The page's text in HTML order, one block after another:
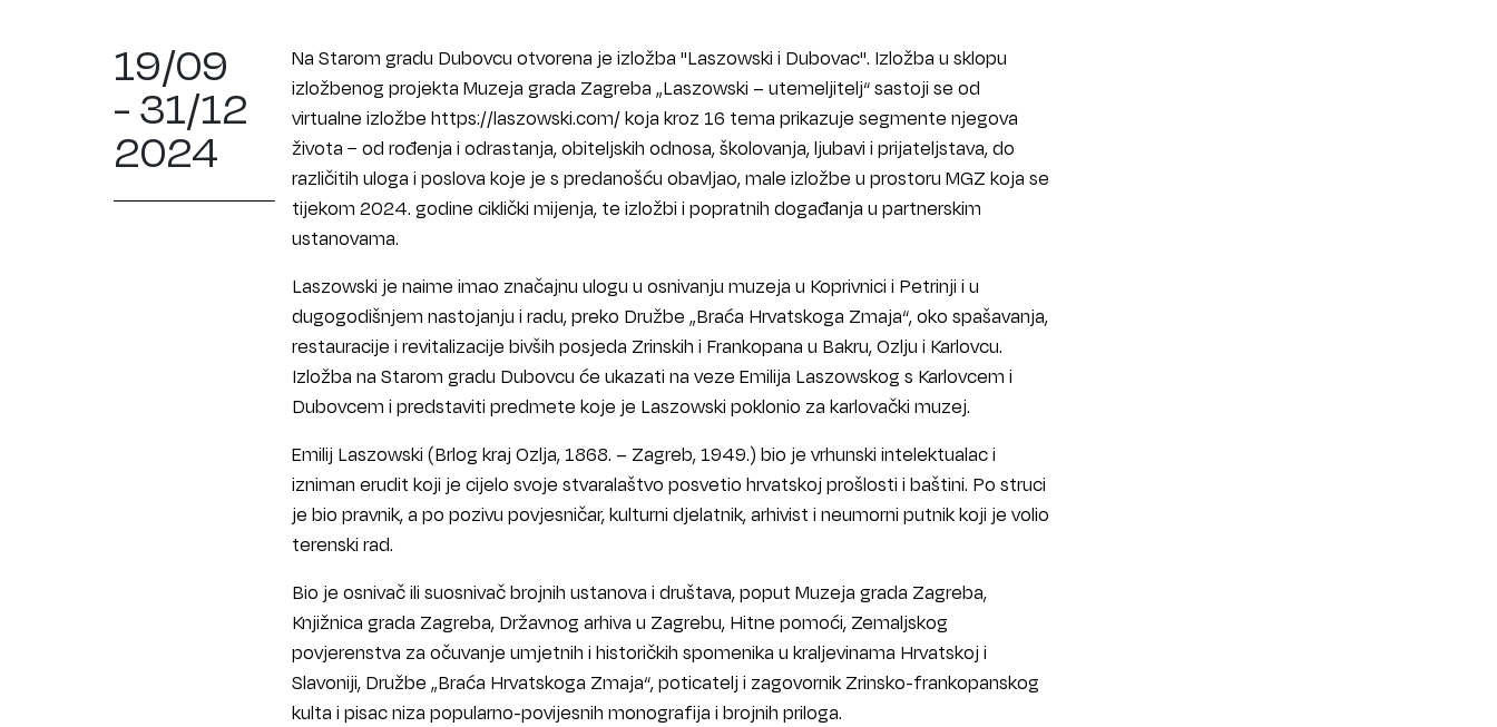
19/09
- 31/12
2024
Na Starom gradu Dubovcu otvorena je izložba "Laszowski i Dubovac". Izložba u sklopu
izložbenog projekta Muzeja grada Zagreba „Laszowski – utemeljitelj“ sastoji se od
virtualne izložbe https://laszowski.com/ koja kroz 16 tema prikazuje segmente njegova
života − od rođenja i odrastanja, obiteljskih odnosa, školovanja, ljubavi i prijateljstava, do
različitih uloga i poslova koje je s predanošću obavljao, male izložbe u prostoru MGZ koja se
tijekom 2024. godine ciklički mijenja, te izložbi i popratnih događanja u partnerskim
ustanovama.
Laszowski je naime imao značajnu ulogu u osnivanju muzeja u Koprivnici i Petrinji i u
dugogodišnjem nastojanju i radu, preko Družbe „Braća Hrvatskoga Zmaja“, oko spašavanja,
restauracije i revitalizacije bivših posjeda Zrinskih i Frankopana u Bakru, Ozlju i Karlovcu.
Izložba na Starom gradu Dubovcu će ukazati na veze Emilija Laszowskog s Karlovcem i
Dubovcem i predstaviti predmete koje je Laszowski poklonio za karlovački muzej.
Emilij Laszowski (Brlog kraj Ozlja, 1868. – Zagreb, 1949.) bio je vrhunski intelektualac i
izniman erudit koji je cijelo svoje stvaralaštvo posvetio hrvatskoj prošlosti i baštini. Po struci
je bio pravnik, a po pozivu povjesničar, kulturni djelatnik, arhivist i neumorni putnik koji je volio
terenski rad.
Bio je osnivač ili suosnivač brojnih ustanova i društava, poput Muzeja grada Zagreba,
Knjižnica grada Zagreba, Državnog arhiva u Zagrebu, Hitne pomoći, Zemaljskog
povjerenstva za očuvanje umjetnih i historičkih spomenika u kraljevinama Hrvatskoj i
Slavoniji, Družbe „Braća Hrvatskoga Zmaja“, poticatelj i zagovornik Zrinsko-frankopanskog
kulta i pisac niza popularno-povijesnih monografija i brojnih priloga.